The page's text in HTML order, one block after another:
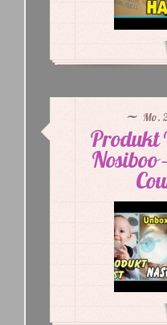
Mo.
Produkt
Nosiboo